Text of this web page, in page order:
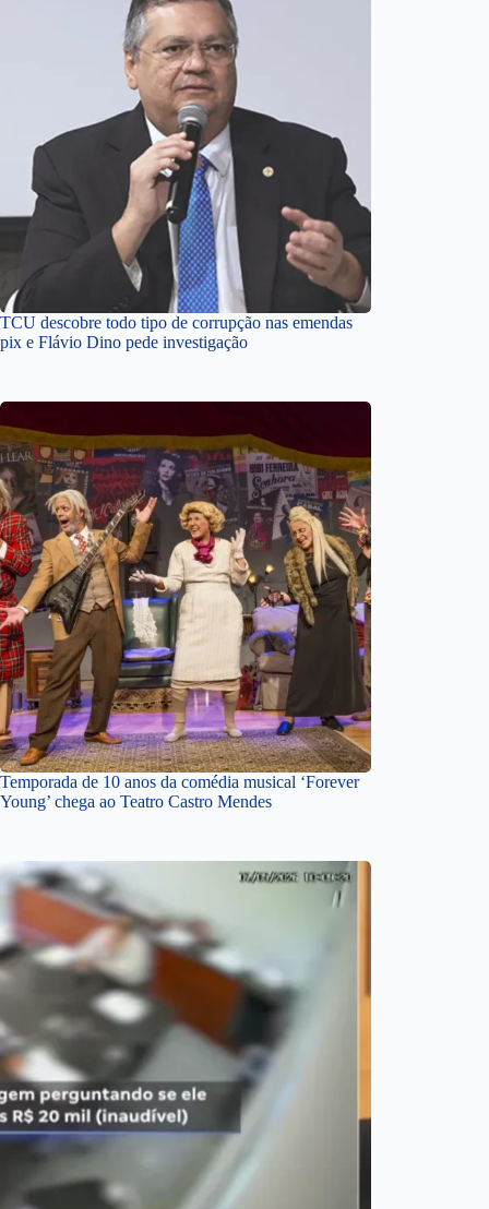
TCU descobre todo tipo de corrupção nas emendas
pix e Flávio Dino pede investigação
Temporada de 10 anos da comédia musical ‘Forever
Young’ chega ao Teatro Castro Mendes